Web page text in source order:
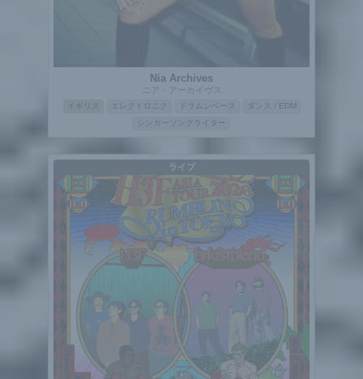
Nia Archives
ニア・アーカイヴス
イギリス エレクトロニク ドラムンベース
ダンス / EDM
シンガーソングライター
ライブ